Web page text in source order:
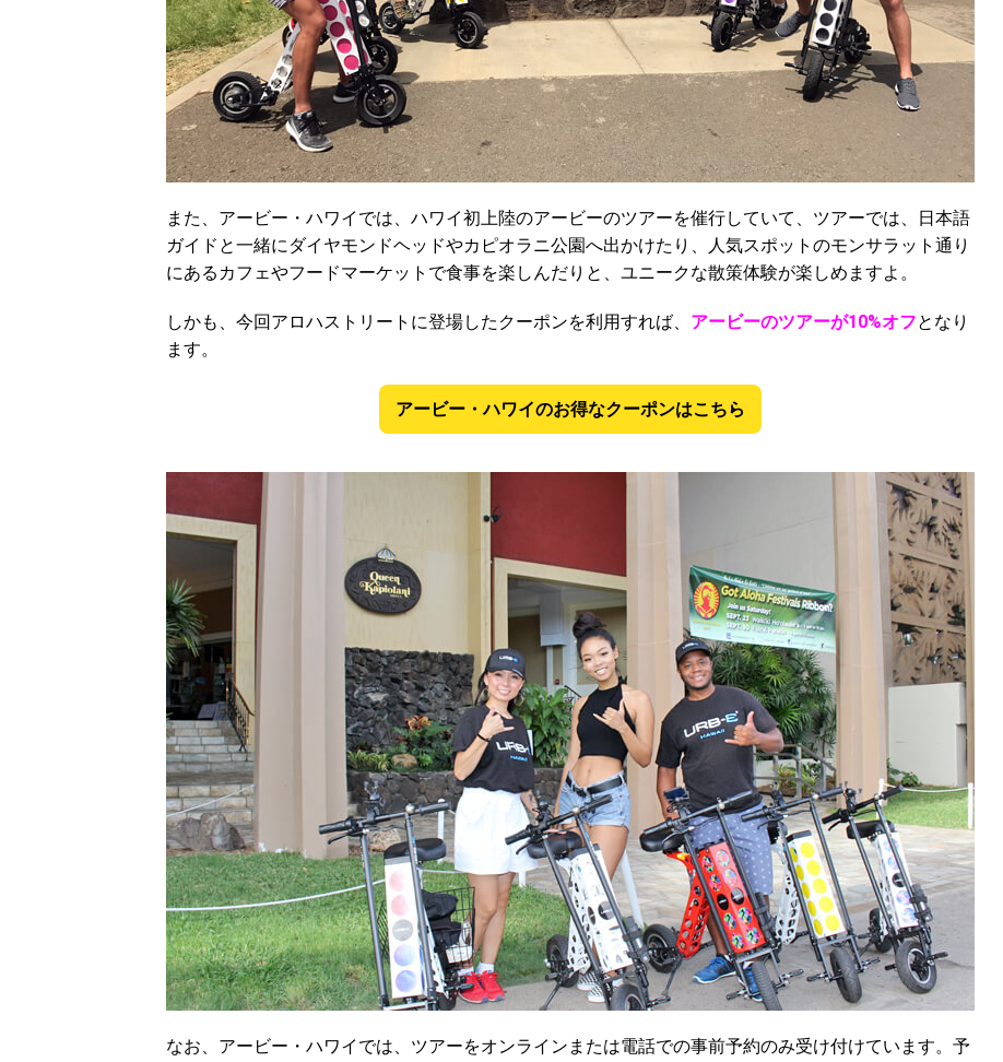
また、アービー・ハワイでは、ハワイ初上陸のアービーのツアーを催行していて、ツアーでは、日本語
ガイドと一緒にダイヤモンドヘッドやカピオラニ公園へ出かけたり、人気スポットのモンサラット通り
にあるカフェやフードマーケットで食事を楽しんだりと、ユニークな散策体験が楽しめますよ。
しかも、今回アロハストリートに登場したクーポンを利用すれば、 アービーのツアーが10%オフとなり
ます。
アービー・ハワイのお得なクーポンはこちら
なお、アービー・ハワイでは、ツアーをオンラインまたは電話での事前予約のみ受け付けています。予